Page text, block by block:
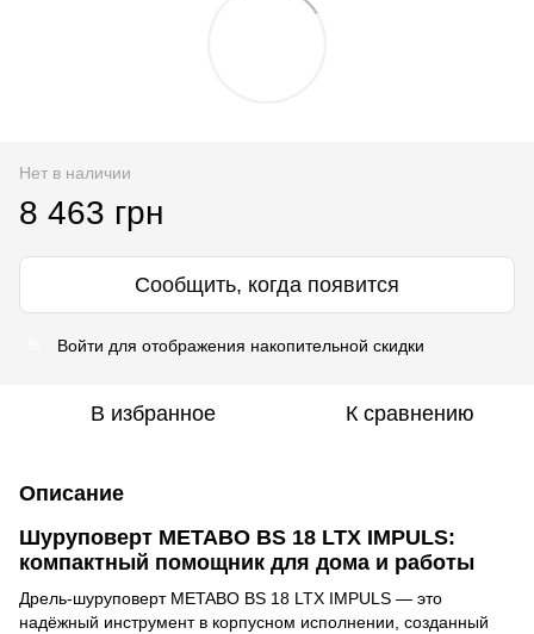
Нет в наличии
8 463 грн
Сообщить, когда появится
Войти для отображения накопительной скидки
В избранное К сравнению
Описание
Шуруповерт METABO BS 18 LTX IMPULS:
компактный помощник для дома и работы
Дрель-шуруповерт METABO BS 18 LTX IMPULS — это
надёжный инструмент в корпусном исполнении, созданный